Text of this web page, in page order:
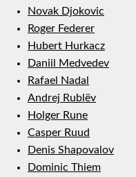
Novak Djokovic
Roger Federer
Hubert Hurkacz
Daniil Medvedev
Rafael Nadal
Andrej Rublëv
Holger Rune
Casper Ruud
Denis Shapovalov
Dominic Thiem